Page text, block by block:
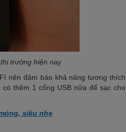
trường hiện nay
nên đảm bảo khả năng tương thích
thêm 1 cổng USB nữa để sạc cho
siêu nhẹ